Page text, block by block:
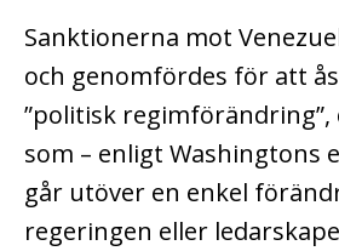
Sanktionerna mot
och genomfördes för att
”politisk
som – enligt Washingtons
går utöver en enkel
regeringen eller